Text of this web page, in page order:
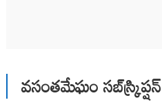
వసంతమేఘం సబ్‌స్క్రిప్షన్